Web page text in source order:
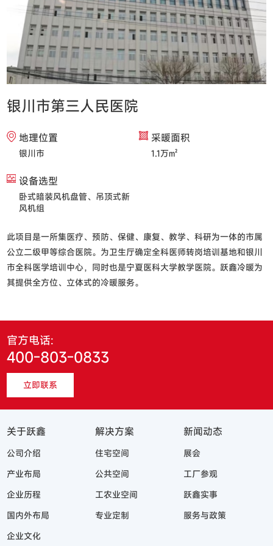
银川市第三人民医院
地理位置
银川市
采暖面积
1.1万㎡
设备选型
卧式暗装风机盘管、吊顶式新
风机组
此项目是一所集医疗、预防、保健、康复、教学、科研为一体的市属
公立二级甲等综合医院。为卫生厅确定全科医师转岗培训基地和银川
市全科医学培训中心，同时也是宁夏医科大学教学医院。跃鑫冷暖为
其提供全方位、立体式的冷暖服务。
官方电话:
400-803-0833
立即联系
关于跃鑫
公司介绍
产业布局
企业历程
国内外布局
企业文化
解决方案
住宅空间
公共空间
工农业空间
专业定制
新闻动态
展会
工厂参观
跃鑫实事
服务与政策